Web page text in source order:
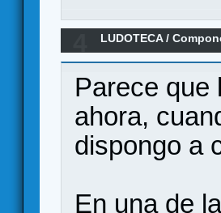
LUDOTECA/
Parece que
ahora,
dispongo a
En una de